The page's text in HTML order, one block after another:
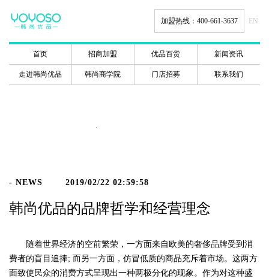
加盟热线：400-661-3637 EN.
首页 招商加盟 优品百货 新闻资讯
走进韩尚优品 韩尚商学院 门店招募 联系我们
- NEWS 2019/02/22 02:59:58
韩尚优品的品牌哲学和经营理念
随着世界经济的空前繁荣，一方面来自欧美的奢侈品牌受到消
费者的盲目追捧; 而另一方面，仿冒低质的商品充斥着市场。这两方
面致使民众的消费方式呈现出一种两极分化的现象。作为对这种盛